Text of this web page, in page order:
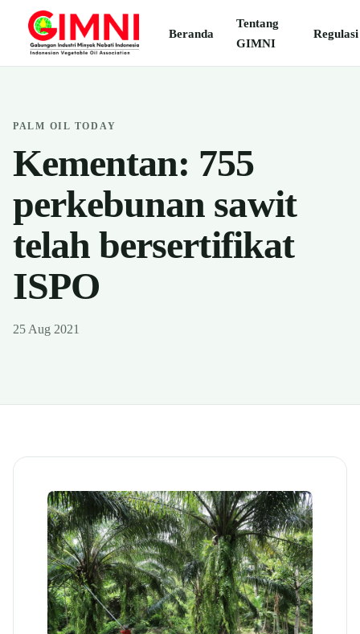
Beranda
Tentang
GIMNI
Regulasi
PALM OIL TODAY
Kementan: 755
perkebunan sawit
telah bersertifikat
ISPO
25 Aug 2021